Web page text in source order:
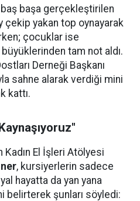
başa gerçekleştirilen
çekip yakan top oynayarak
çocuklar ise
tam not aldı.
Derneği Başkanı
sahne alarak verdiği mini
kattı.
El İşleri Atölyesi
, kursiyerlerin sadece
hayatta da yan yana
belirterek şunları söyledi: